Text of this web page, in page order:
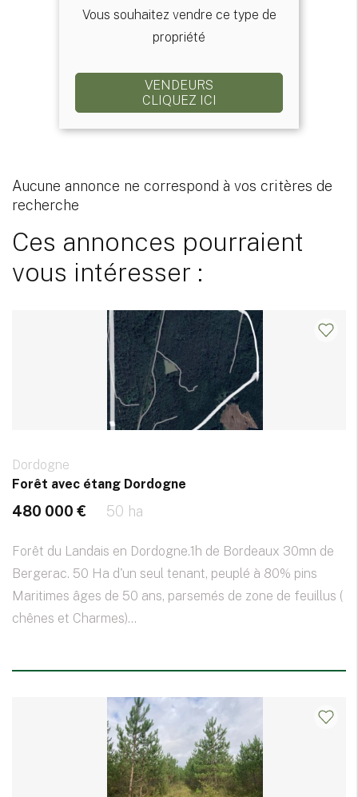
Vous souhaitez vendre ce type de
propriété
VENDEURS
CLIQUEZ ICI
Aucune annonce ne correspond à vos critères de
recherche
Ces annonces pourraient
vous intéresser :
Dordogne
Forêt avec étang Dordogne
480 000 € 50 ha
Forêt du Landais en Dordogne.1h de Bordeaux 30mn de
Bergerac. 50 Ha d'un seul tenant, peuplé à 80% pins
Maritimes âges de 50 ans, parsemés de zone de feuillus (
chênes et Charmes)...